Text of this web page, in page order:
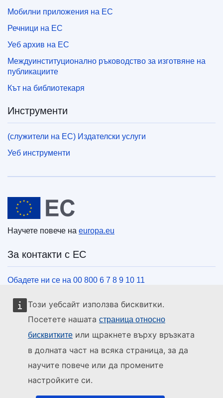
Този уебсайт използва бисквитки.
Посетете нашата страница относно
бисквитките или щракнете върху връзката
в долната част на всяка страница, за да
научите повече или да промените
настройките си.
Мобилни приложения на ЕС
Речници на ЕС
Уеб архив на ЕС
Междуинституционално ръководство за изготвяне на
публикациите
Кът на библиотекаря
Инструменти
(служители на ЕС) Издателски услуги
Уеб инструменти
Европейски съюз
Научете повече на europa.eu
За контакти с ЕС
Обадете ни се на 00 800 6 7 8 9 10 11
Използвайте други телефонни номера
Пишете ни чрез нашия формуляр за връзка
Социални медии
ЕС в социалните медии